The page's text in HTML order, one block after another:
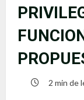
2 min de